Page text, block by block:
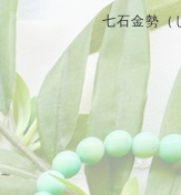
七石金勢（